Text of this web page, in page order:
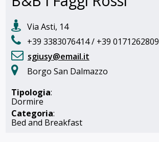
Via Asti, 14
+39 3383076414 / +39 0171262809
sgiusy@email.it
Borgo San Dalmazzo
Tipologia:
Dormire
Categoria:
Bed and Breakfast